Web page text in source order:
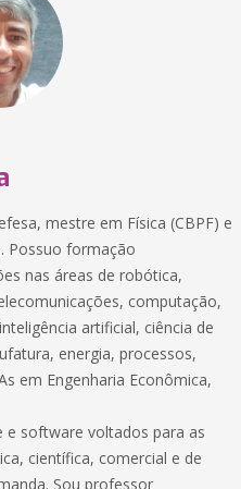
mestre em Física (CBPF) e
Possuo formação
nas áreas de robótica,
computação,
artificial, ciência de
energia, processos,
em Engenharia Econômica,
software voltados para as
científica, comercial e de
Sou professor